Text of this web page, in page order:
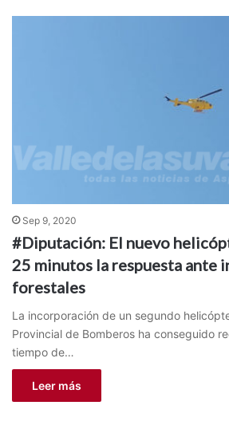
Sep 9, 2020
#Diputación: El nuevo
25 minutos la respuesta ante
forestales
La incorporación de un segundo
Provincial de Bomberos ha conseguido
tiempo de…
Leer más